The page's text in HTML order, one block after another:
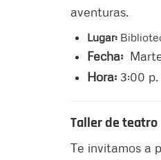
aventuras.
Lugar:
Fecha:
Hora: 3:00 p.
Taller de teatro
Te invitamos a